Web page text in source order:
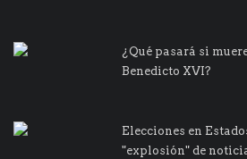
¿Qué pasará si
Benedicto XVI?
Elecciones en
"explosión" de